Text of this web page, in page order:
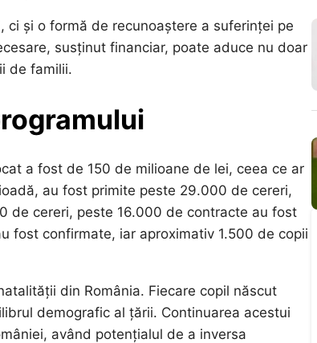
și o formă de recunoaștere a suferinței pe
susținut financiar, poate aduce nu doar
de familii.
a fost de 150 de milioane de lei, ceea ce ar
au fost primite peste 29.000 de cereri,
de cereri, peste 16.000 de contracte au fost
fost confirmate, iar aproximativ 1.500 de copii
din România. Fiecare copil născut
demografic al țării. Continuarea acestui
având potențialul de a inversa